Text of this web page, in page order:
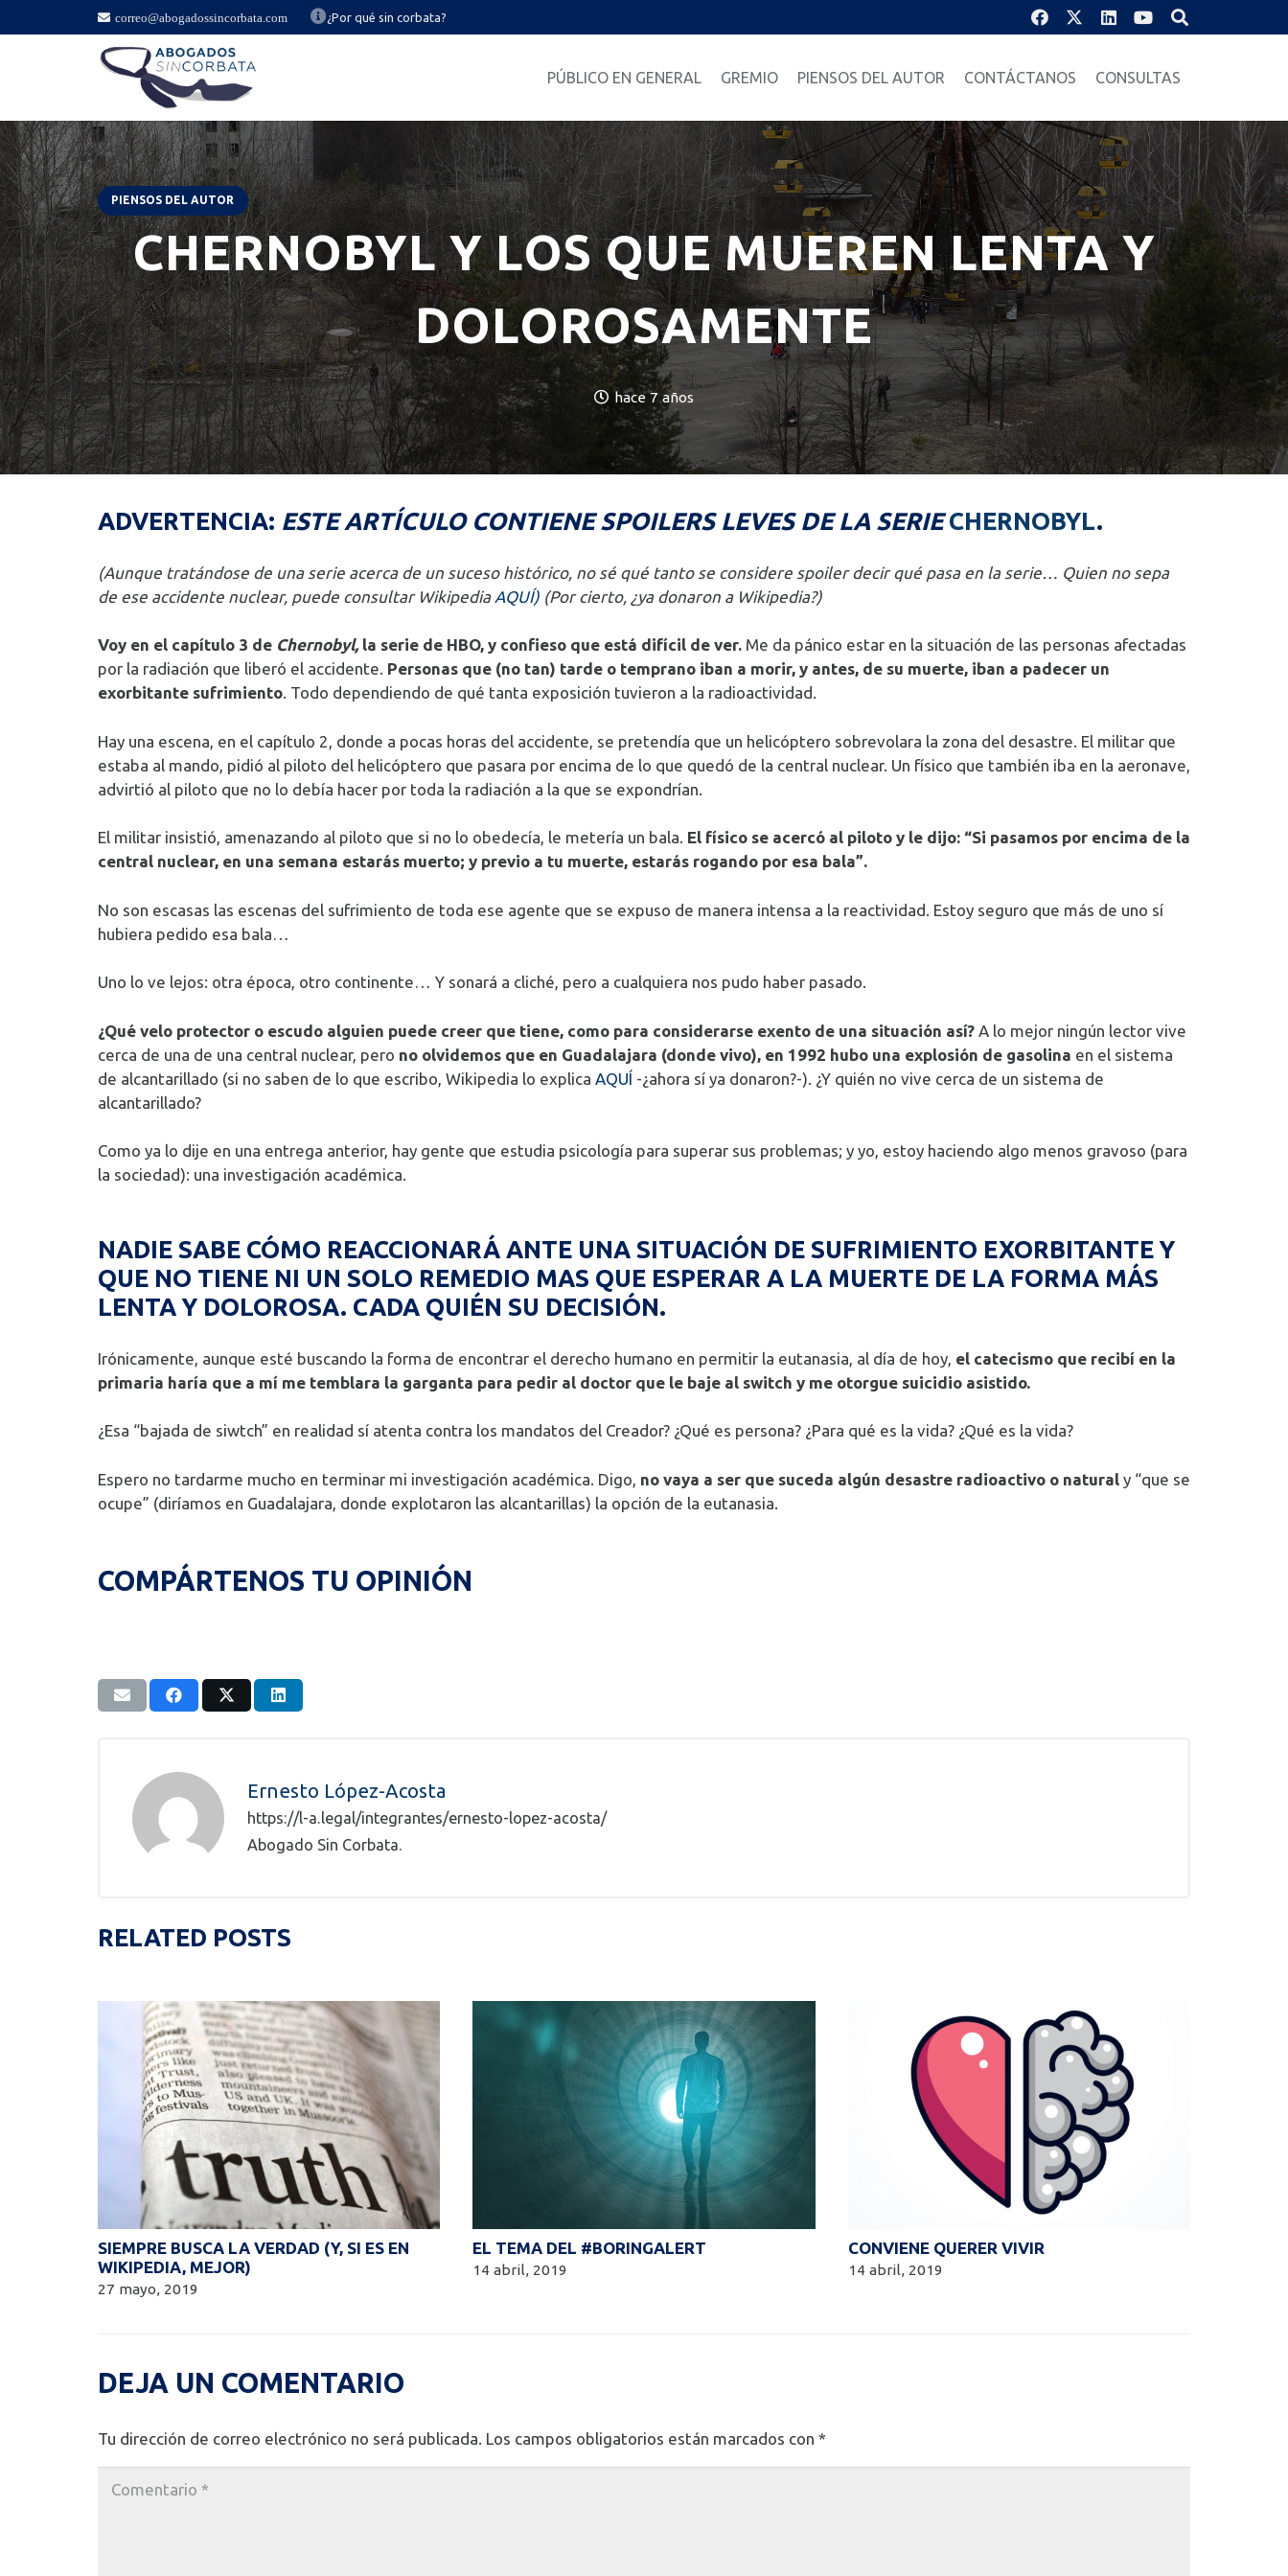
correo@abogadossincorbata.com ¿Por qué sin corbata?
PÚBLICO EN GENERAL GREMIO PIENSOS DEL AUTOR CONTÁCTANOS CONSULTAS
PIENSOS DEL AUTOR
CHERNOBYL Y LOS QUE MUEREN LENTA Y
DOLOROSAMENTE
hace 7 años
ADVERTENCIA: ESTE ARTÍCULO CONTIENE SPOILERS LEVES DE LA SERIECHERNOBYL.
(Aunque tratándose de una serie acerca de un suceso histórico, no sé qué tanto se considere spoiler decir qué pasa en la serie… Quien no sepa
de ese accidente nuclear, puede consultar Wikipedia AQUÍ) (Por cierto, ¿ya donaron a Wikipedia?)
Voy en el capítulo 3 de Chernobyl, la serie de HBO, y confieso que está difícil de ver. Me da pánico estar en la situación de las personas afectadas
por la radiación que liberó el accidente. Personas que (no tan) tarde o temprano iban a morir, y antes, de su muerte, iban a padecer un
exorbitante sufrimiento. Todo dependiendo de qué tanta exposición tuvieron a la radioactividad.
Hay una escena, en el capítulo 2, donde a pocas horas del accidente, se pretendía que un helicóptero sobrevolara la zona del desastre. El militar que
estaba al mando, pidió al piloto del helicóptero que pasara por encima de lo que quedó de la central nuclear. Un físico que también iba en la aeronave,
advirtió al piloto que no lo debía hacer por toda la radiación a la que se expondrían.
El militar insistió, amenazando al piloto que si no lo obedecía, le metería un bala. El físico se acercó al piloto y le dijo: “Si pasamos por encima de la
central nuclear, en una semana estarás muerto; y previo a tu muerte, estarás rogando por esa bala”.
No son escasas las escenas del sufrimiento de toda ese agente que se expuso de manera intensa a la reactividad. Estoy seguro que más de uno sí
hubiera pedido esa bala…
Uno lo ve lejos: otra época, otro continente… Y sonará a cliché, pero a cualquiera nos pudo haber pasado.
¿Qué velo protector o escudo alguien puede creer que tiene, como para considerarse exento de una situación así? A lo mejor ningún lector vive
cerca de una de una central nuclear, pero no olvidemos que en Guadalajara (donde vivo), en 1992 hubo una explosión de gasolina en el sistema
de alcantarillado (si no saben de lo que escribo, Wikipedia lo explica AQUÍ -¿ahora sí ya donaron?-). ¿Y quién no vive cerca de un sistema de
alcantarillado?
Como ya lo dije en una entrega anterior, hay gente que estudia psicología para superar sus problemas; y yo, estoy haciendo algo menos gravoso (para
la sociedad): una investigación académica.
NADIE SABE CÓMO REACCIONARÁ ANTE UNA SITUACIÓN DE SUFRIMIENTO EXORBITANTE Y
QUE NO TIENE NI UN SOLO REMEDIO MAS QUE ESPERAR A LA MUERTE DE LA FORMA MÁS
LENTA Y DOLOROSA. CADA QUIÉN SU DECISIÓN.
Irónicamente, aunque esté buscando la forma de encontrar el derecho humano en permitir la eutanasia, al día de hoy, el catecismo que recibí en la
primaria haría que a mí me temblara la garganta para pedir al doctor que le baje al switch y me otorgue suicidio asistido.
¿Esa “bajada de siwtch” en realidad sí atenta contra los mandatos del Creador? ¿Qué es persona? ¿Para qué es la vida? ¿Qué es la vida?
Espero no tardarme mucho en terminar mi investigación académica. Digo, no vaya a ser que suceda algún desastre radioactivo o natural y “que se
ocupe” (diríamos en Guadalajara, donde explotaron las alcantarillas) la opción de la eutanasia.
COMPÁRTENOS TU OPINIÓN
Ernesto López-Acosta
https://l-a.legal/integrantes/ernesto-lopez-acosta/
Abogado Sin Corbata.
RELATED POSTS
SIEMPRE BUSCA LA VERDAD (Y, SI ES EN
WIKIPEDIA, MEJOR)
27 mayo, 2019
EL TEMA DEL #BORINGALERT
14 abril, 2019
CONVIENE QUERER VIVIR
14 abril, 2019
DEJA UN COMENTARIO
Tu dirección de correo electrónico no será publicada. Los campos obligatorios están marcados con *